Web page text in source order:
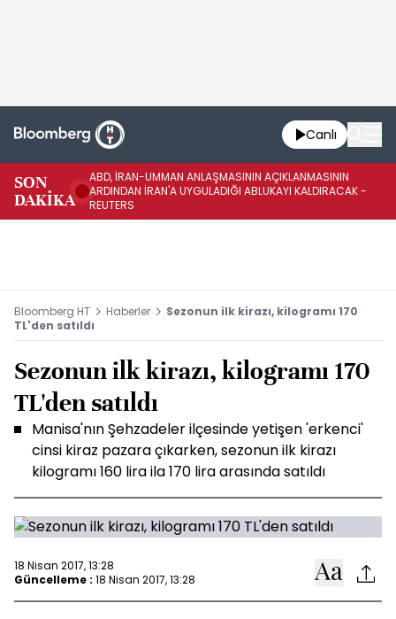
Canlı
SON
DAKİKA
ABD, İRAN-UMMAN ANLAŞMASININ AÇIKLANMASININ
ARDINDAN İRAN'A UYGULADIĞI ABLUKAYI KALDIRACAK -
REUTERS
Bloomberg HT Haberler
Sezonun ilk kirazı, kilogramı 170
TL'den satıldı
Sezonun ilk kirazı, kilogramı 170
TL'den satıldı
Manisa'nın Şehzadeler ilçesinde yetişen 'erkenci'
cinsi kiraz pazara çıkarken, sezonun ilk kirazı
kilogramı 160 lira ila 170 lira arasında satıldı
18 Nisan 2017, 13:28
Güncelleme : 18 Nisan 2017, 13:28